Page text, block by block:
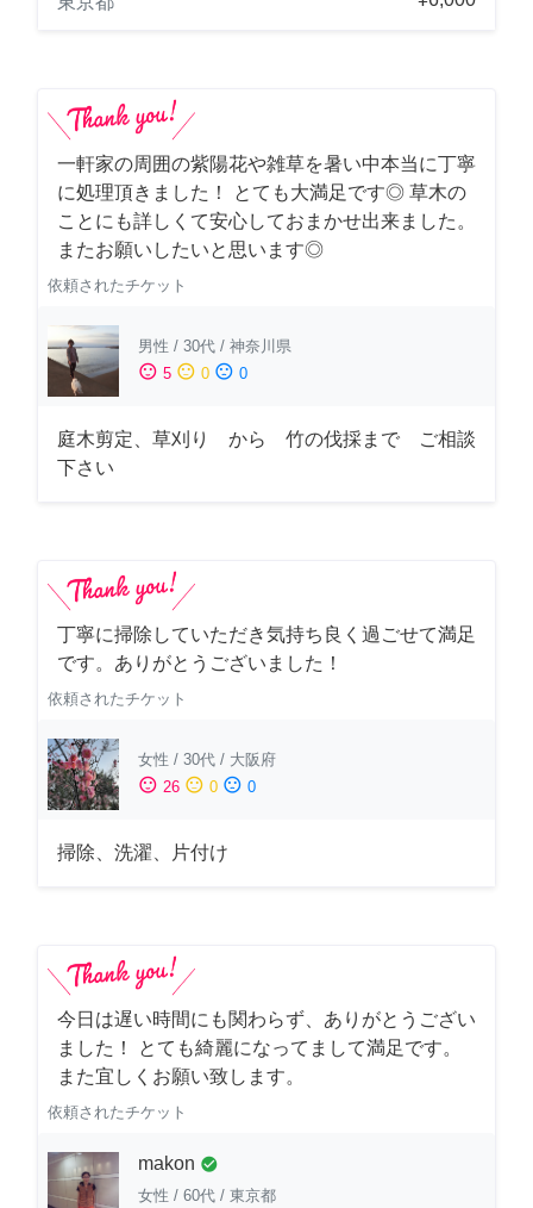
一軒家の周囲の紫陽花や雑草を暑い中本当に丁寧
に処理頂きました！ とても大満足です◎ 草木の
ことにも詳しくて安心しておまかせ出来ました。
またお願いしたいと思います◎
依頼されたチケット
男性 / 30代 / 神奈川県
sentiment_satisfied 5 sentiment_neutral 0 sentiment_dissatisfied 0
庭木剪定、草刈り から 竹の伐採まで ご相談
下さい
丁寧に掃除していただき気持ち良く過ごせて満足
です。ありがとうございました！
依頼されたチケット
女性 / 30代 / 大阪府
sentiment_satisfied 26 sentiment_neutral 0 sentiment_dissatisfied 0
掃除、洗濯、片付け
今日は遅い時間にも関わらず、ありがとうござい
ました！ とても綺麗になってまして満足です。
また宜しくお願い致します。
依頼されたチケット
makon check_circle
女性 / 60代 / 東京都